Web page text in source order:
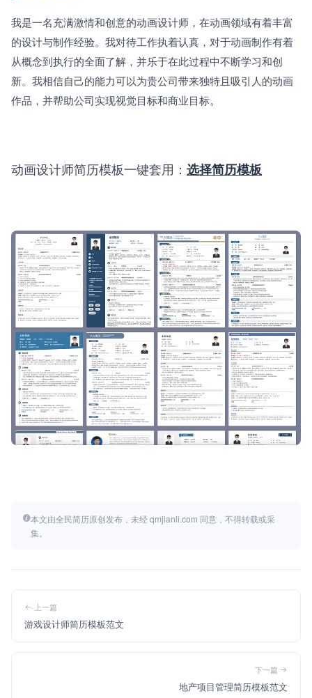
我是一名充满激情和创意的动画设计师，在动画领域有着丰富
的设计与制作经验。我对待工作执着认真，对于动画制作有着
从概念到执行的全面了解，并乐于在此过程中不断学习和创
新。我相信自己的能力可以为贵公司带来独特且吸引人的动画
作品，并帮助公司实现视觉目标和商业目标。
动画设计师简历模板一键套用： 选择简历模板
本文由全民简历原创发布，未经 qmjianli.com 同意，不得转载或采
集。
上一篇
游戏设计师简历模板范文
下一篇
地产项目管理简历模板范文